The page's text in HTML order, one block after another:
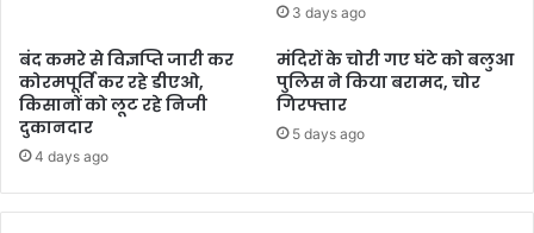
3 days ago
बंद कमरे से विज्ञप्ति जारी कर
कोरमपूर्ति कर रहे डीएओ,
किसानों को लूट रहे निजी
दुकानदार
4 days ago
मंदिरों के चोरी गए घंटे को बलुआ
पुलिस ने किया बरामद, चोर
गिरफ्तार
5 days ago